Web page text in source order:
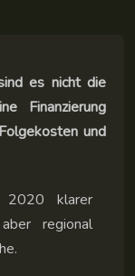
es nicht die
Finanzierung
und
2020 klarer
regional